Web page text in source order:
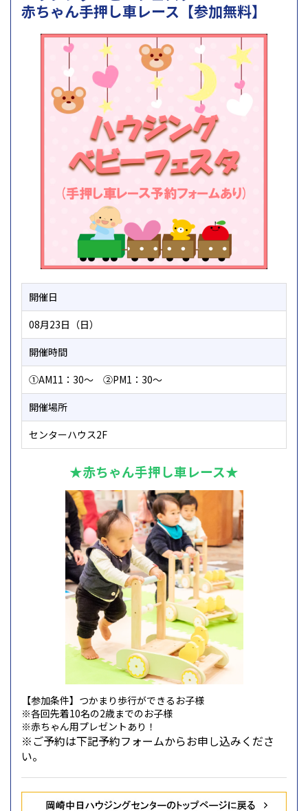
赤ちゃん手押し車レース【参加無料】
開催日
08月23日（日）
開催時間
①AM11：30～ ②PM1：30～
開催場所
センターハウス2F
★赤ちゃん手押し車レース★
【参加条件】つかまり歩行ができるお子様
※各回先着10名の2歳までのお子様
※赤ちゃん用プレゼントあり！
※ご予約は下記予約フォームからお申し込みくださ
い。